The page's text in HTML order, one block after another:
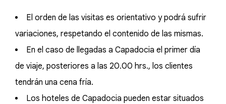
El orden de las visitas es orientativo y podrá sufrir
variaciones, respetando el contenido de las mismas.
En el caso de llegadas a Capadocia el primer día
de viaje, posteriores a las 20.00 hrs., los clientes
tendrán una cena fría.
Los hoteles de Capadocia pueden estar situados